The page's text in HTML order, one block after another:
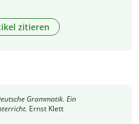
zitieren
Grammatik. Ein
Ernst Klett